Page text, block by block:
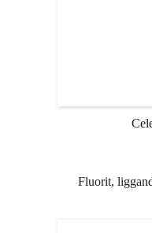
Fluorit,